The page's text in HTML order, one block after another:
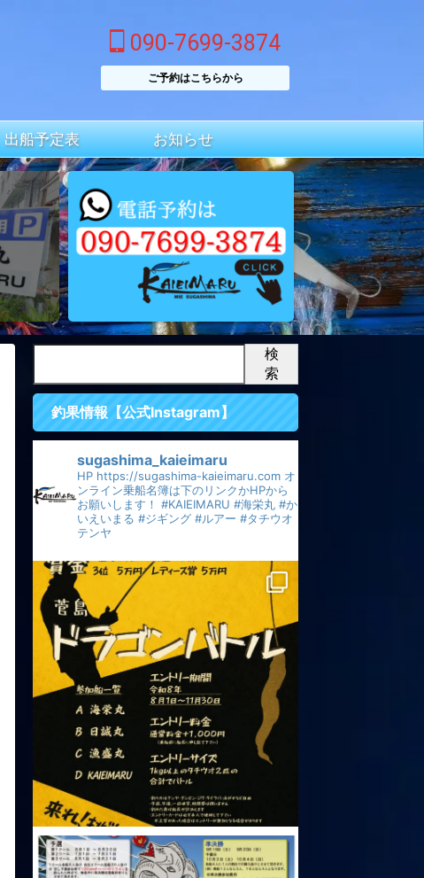
090-7699-3874
ご予約はこちらから
出船予定表 お知らせ
検
索
釣果情報【公式Instagram】
sugashima_kaieimaru
HP https://sugashima-kaieimaru.com オ
ンライン乗船名簿は下のリンクかHPから
お願いします！ #KAIEIMARU #海栄丸 #か
いえいまる #ジギング #ルアー #タチウオ
テンヤ